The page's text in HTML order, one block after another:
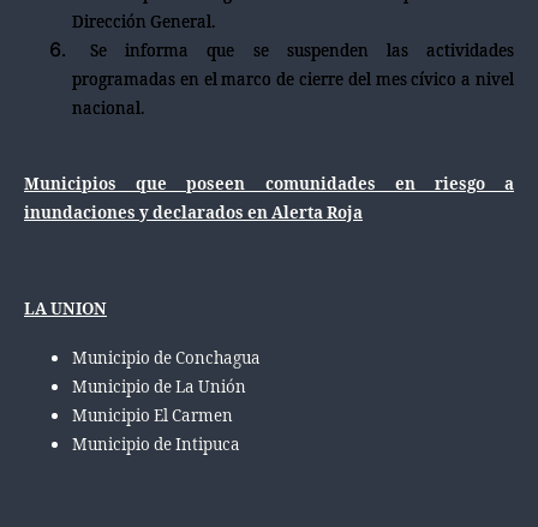
Dirección General.
Se informa que se suspenden las actividades
programadas en el marco de cierre del mes cívico a nivel
nacional.
Municipios que poseen comunidades en riesgo a
inundaciones y declarados en Alerta Roja
LA UNION
Municipio de Conchagua
Municipio de La Unión
Municipio El Carmen
Municipio de Intipuca